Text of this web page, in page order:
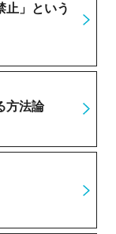
止」という
方法論